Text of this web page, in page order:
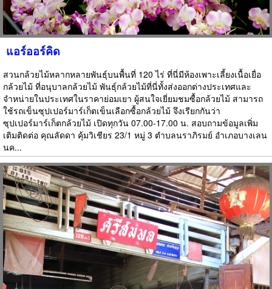
แอร์ออร์คิด
สวนกล้วยไม้หลากหลายพันธุ์บนพื้นที่ 120 ไร่ ที่นี่มีห้องเพาะเลี้ยงเนื้อเยื่อ
กล้วยไม้ ที่อนุบาลกล้วยไม้ พันธุ์กล้วยไม้ที่นี่ทั้งส่งออกต่างประเทศและ
จำหน่ายในประเทศในราคาย่อมเยา ผู้สนใจเยี่ยมชมซื้อกล้วยไม้ สามารถ
ใช้รถเข็นซุปเปอร์มาร์เก็ตเข็นเลือกซื้อกล้วยไม้ จึงเรียกกันว่า
ซุปเปอร์มาร์เก็ตกล้วยไม้ เปิดทุกวัน 07.00-17.00 น. สอบถามข้อมูลเพิ่ม
เติมติดต่อ คุณลัดดา คุ้มวิเชียร 23/1 หมู่ 3 ตำบลนราภิรมย์ อำเภอบางเลน
นค...